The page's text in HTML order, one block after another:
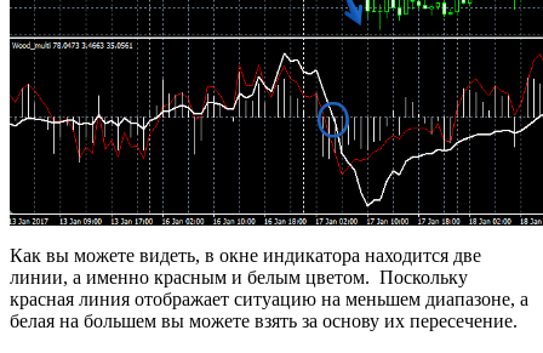
Как вы можете видеть, в окне индикатора находится две
линии, а именно красным и белым цветом. Поскольку
красная линия отображает ситуацию на меньшем диапазоне, а
белая на большем вы можете взять за основу их пересечение.